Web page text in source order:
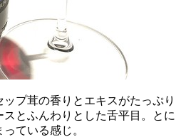
プ茸の香りとエキスがたっぷり
とふんわりとした舌平目。とに
ている感じ。